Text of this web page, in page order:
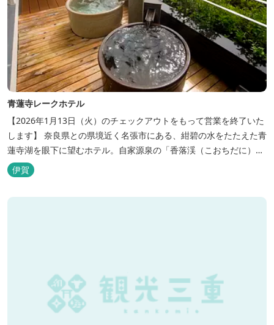
青蓮寺レークホテル
【2026年1月13日（火）のチェックアウトをもって営業を終了いた
します】 奈良県との県境近く名張市にある、紺碧の水をたたえた青
蓮寺湖を眼下に望むホテル。自家源泉の「香落渓（こおちだに）温
泉」は天然アルカリ泉。露天風呂から眺める湖は、遮るものがな
く、絶景と評判です。
伊賀